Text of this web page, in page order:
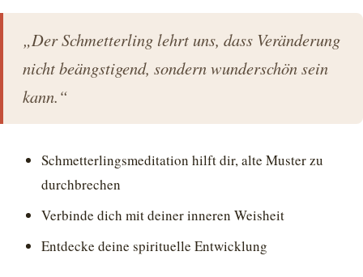
„Der Schmetterling lehrt uns, dass Veränderung
nicht beängstigend, sondern wunderschön sein
kann.“
Schmetterlingsmeditation hilft dir, alte Muster zu
durchbrechen
Verbinde dich mit deiner inneren Weisheit
Entdecke deine spirituelle Entwicklung